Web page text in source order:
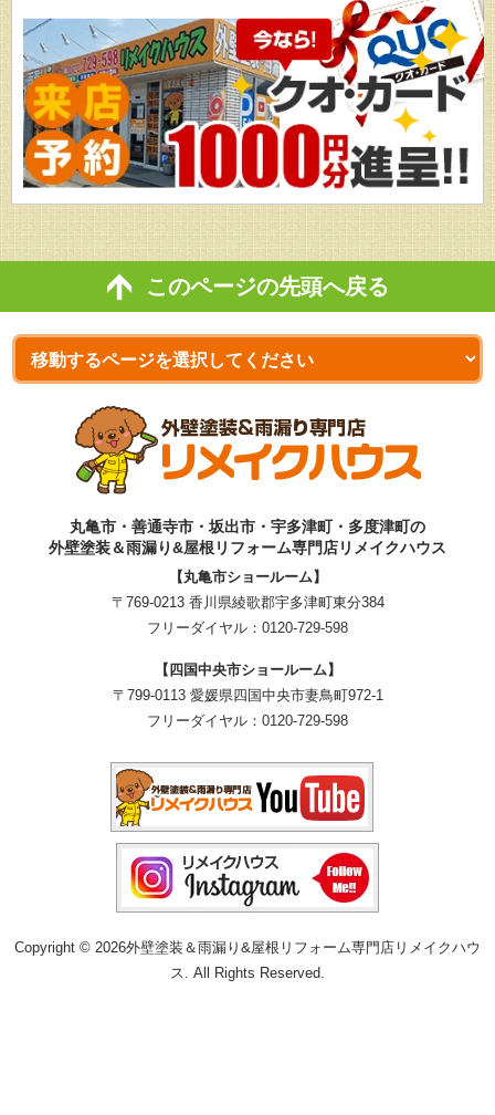
このページの先頭へ戻る
丸亀市・善通寺市・坂出市・宇多津町・多度津町の
外壁塗装＆雨漏り&屋根リフォーム専門店リメイクハウス
【丸亀市ショールーム】
〒769-0213 香川県綾歌郡宇多津町東分384
フリーダイヤル： 0120-729-598
【四国中央市ショールーム】
〒799-0113 愛媛県四国中央市妻鳥町972-1
フリーダイヤル： 0120-729-598
Copyright © 2026外壁塗装＆雨漏り&屋根リフォーム専門店リメイクハウ
ス. All Rights Reserved.